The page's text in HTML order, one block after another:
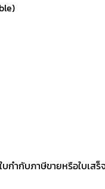
กำกับภาษีขายหรือใบเสร็